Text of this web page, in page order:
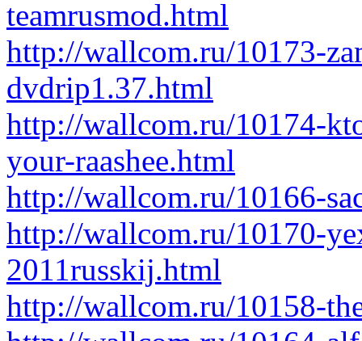
teamrusmod.html
http://wallcom.ru/10173-
dvdrip1.37.html
http://wallcom.ru/10174-
your-raashee.html
http://wallcom.ru/10166-
http://wallcom.ru/10170-
2011russkij.html
http://wallcom.ru/10158-